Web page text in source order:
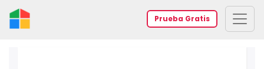
Prueba Gratis